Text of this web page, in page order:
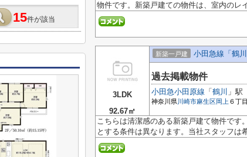
物件です。新築戸建ての物件は、室内のレ
3LDK
92.67㎡
新築一戸建 小田急線「鶴
過去掲載物件
小田急小田原線 「 鶴川 」駅
神奈川県川崎市麻生区 岡上 ６丁目
こちらは清潔感のある新築戸建て物件です
とする条件は異なります。当社スタッフは
15件が該当